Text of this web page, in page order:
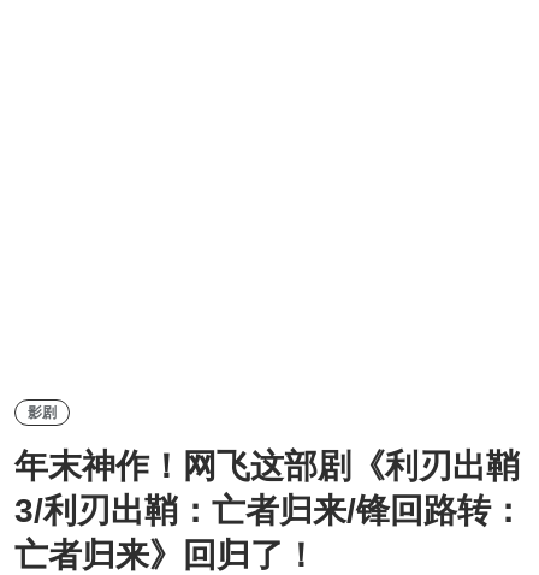
影剧
年末神作！网飞这部剧《利刃出鞘
3/利刃出鞘：亡者归来/锋回路转：
亡者归来》回归了！